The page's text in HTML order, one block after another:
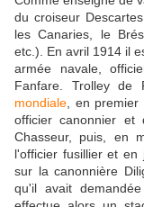
du croiseur
les Canaries, le
etc.). En avril 1914 il
armée navale,
Fanfare. Trolley de
mondiale , en
officier canonnier et
Chasseur, puis, en
l'officier fusillier et
sur la canonnière
qu'il avait